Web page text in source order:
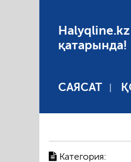
Halyqline.kz
қатарында!
САЯСАТ
Категория: